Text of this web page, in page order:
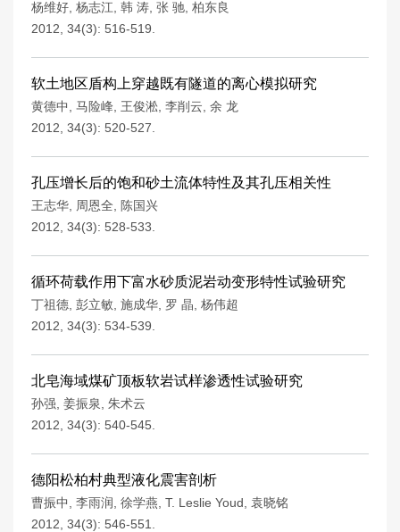
杨维好 杨志江 韩 涛 张 驰 柏东良
2012, 34(3): 516-519.
软土地区盾构上穿越既有隧道的离心模拟研究
黄德中 马险峰 王俊淞 李削云 余 龙
2012, 34(3): 520-527.
孔压增长后的饱和砂土流体特性及其孔压相关性
王志华 周恩全
陈国兴
2012, 34(3): 528-533.
循环荷载作用下富水砂质泥岩动变形特性试验研究
丁祖德 彭立敏 施成华 罗 晶 杨伟超
2012, 34(3): 534-539.
北皂海域煤矿顶板软岩试样渗透性试验研究
孙强 姜振泉
朱术云
2012, 34(3): 540-545.
德阳松柏村典型液化震害剖析
曹振中 李雨润 徐学燕 T. Leslie Youd
袁晓铭
2012, 34(3): 546-551.